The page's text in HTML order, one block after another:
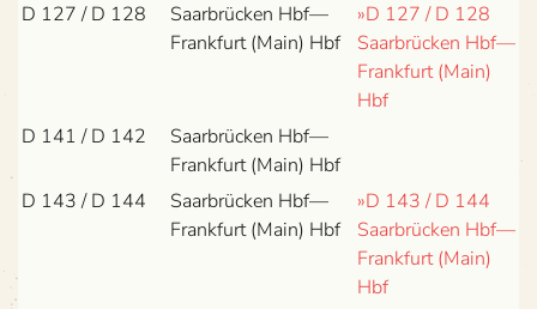
D 127 / D 128
Saar­brü­cken Hbf—
Frankfurt (Main) Hbf
»D 127 / D 128
Saar­brü­cken Hbf—
Frankfurt (Main)
Hbf
D 141 / D 142
Saar­brü­cken Hbf—
Frankfurt (Main) Hbf
D 143 / D 144
Saar­brü­cken Hbf—
Frankfurt (Main) Hbf
»D 143 / D 144
Saar­brü­cken Hbf—
Frankfurt (Main)
Hbf